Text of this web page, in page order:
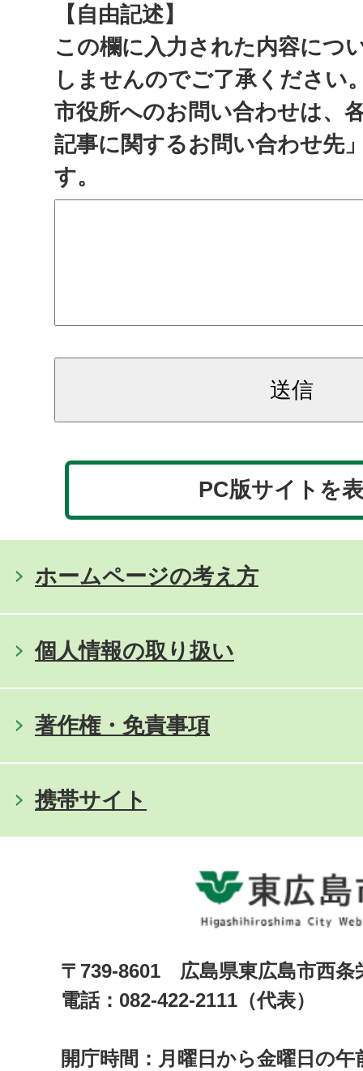
【自由記述】
この欄に入力された内容につ
しませんのでご了承ください
市役所へのお問い合わせは、
記事に関するお問い合わせ先
す。
PC版サイトを
ホームページの考え方
個人情報の取り扱い
著作権・免責事項
携帯サイト
〒739-8601 広島県東広島市西
電話：082-422-2111（代表）
開庁時間：月曜日から金曜日の午